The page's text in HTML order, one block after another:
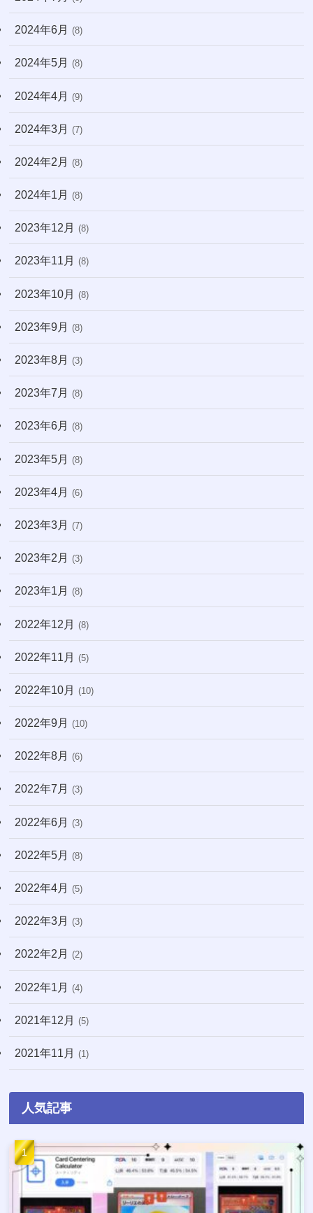
2024年6月 (8)
2024年5月 (8)
2024年4月 (9)
2024年3月 (7)
2024年2月 (8)
2024年1月 (8)
2023年12月 (8)
2023年11月 (8)
2023年10月 (8)
2023年9月 (8)
2023年8月 (3)
2023年7月 (8)
2023年6月 (8)
2023年5月 (8)
2023年4月 (6)
2023年3月 (7)
2023年2月 (3)
2023年1月 (8)
2022年12月 (8)
2022年11月 (5)
2022年10月 (10)
2022年9月 (10)
2022年8月 (6)
2022年7月 (3)
2022年6月 (3)
2022年5月 (8)
2022年4月 (5)
2022年3月 (3)
2022年2月 (2)
2022年1月 (4)
2021年12月 (5)
2021年11月 (1)
人気記事